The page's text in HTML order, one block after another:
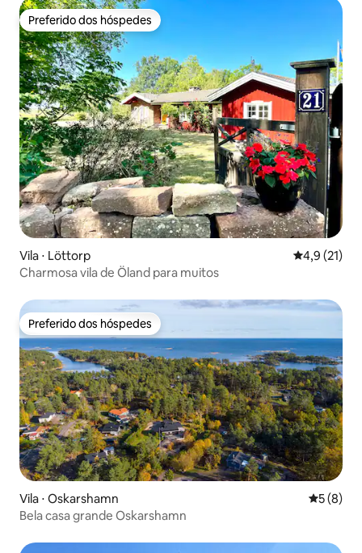
Preferido dos hóspedes
Preferido dos hóspedes
Vila ⋅ Löttorp 4,9 de uma
4,9 (21)
Charmosa vila de Öland para muitos
Preferido dos hóspedes
Preferido dos hóspedes
Vila ⋅ Oskarshamn 5 de
5 (8)
Bela casa grande Oskarshamn